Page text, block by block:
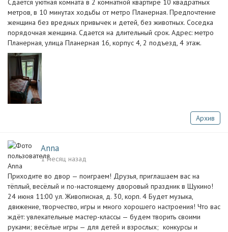
Сдается уютная комната в 2 комнатной квартире 10 квадратных
метров, в 10 минутах ходьбы от метро Планерная. Предпочтение
женщина без вредных привычек и детей, без животных. Соседка
порядочная женщина. Сдается на длительный срок. Адрес: метро
Планерная, улица Планерная 16, корпус 4, 2 подъезд, 4 этаж.
Архив
Anna
1 месяц назад
Приходите во двор — поиграем! Друзья, приглашаем вас на
тёплый, весёлый и по-настоящему дворовый праздник в Щукино!
24 июня 11:00 ул. Живописная, д. 30, корп. 4 Будет музыка,
движение, творчество, игры и много хорошего настроения! Что вас
ждёт: увлекательные мастер-классы — будем творить своими
руками; весёлые игры — для детей и взрослых; ‍ конкурсы и